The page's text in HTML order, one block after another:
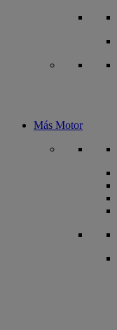
Más Motor